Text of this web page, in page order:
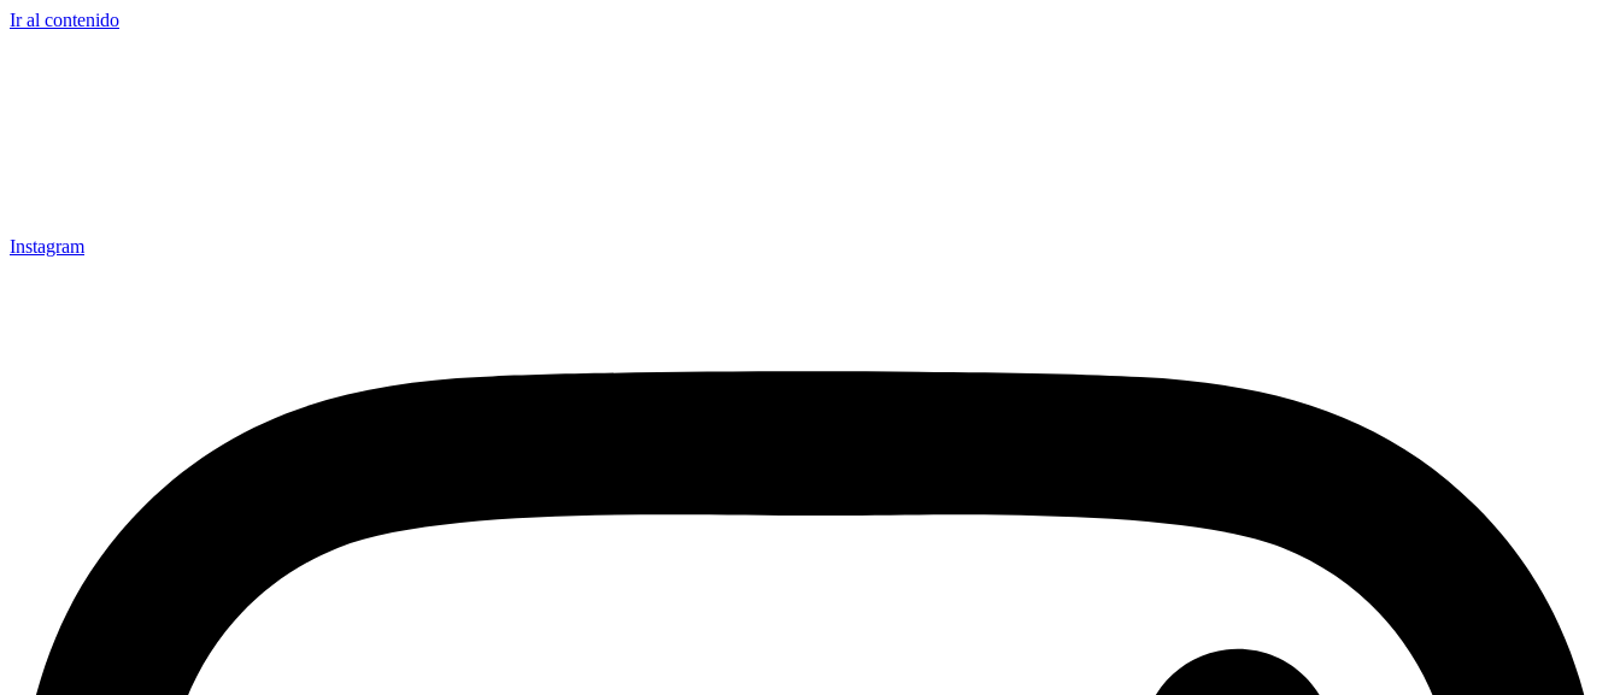
Ir al contenido
Instagram